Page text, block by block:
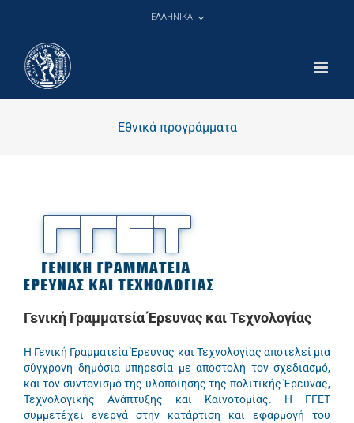
ΕΛΛΗΝΙΚΑ
Εθνικά προγράμματα
Γενική Γραμματεία Έρευνας και Τεχνολογίας
Η Γενική Γραμματεία Έρευνας και Τεχνολογίας αποτελεί μια
σύγχρονη δημόσια υπηρεσία με αποστολή τον σχεδιασμό,
και τον συντονισμό της υλοποίησης της πολιτικής Έρευνας,
Τεχνολογικής Ανάπτυξης και Καινοτομίας. H ΓΓΕΤ
συμμετέχει ενεργά στην κατάρτιση και εφαρμογή του